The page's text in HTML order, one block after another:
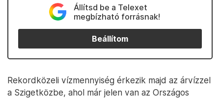
Állítsd be a Telexet
megbízható forrásnak!
Beállítom
Rekordközeli vízmennyiség érkezik majd az árvízzel
a Szigetközbe, ahol már jelen van az Országos